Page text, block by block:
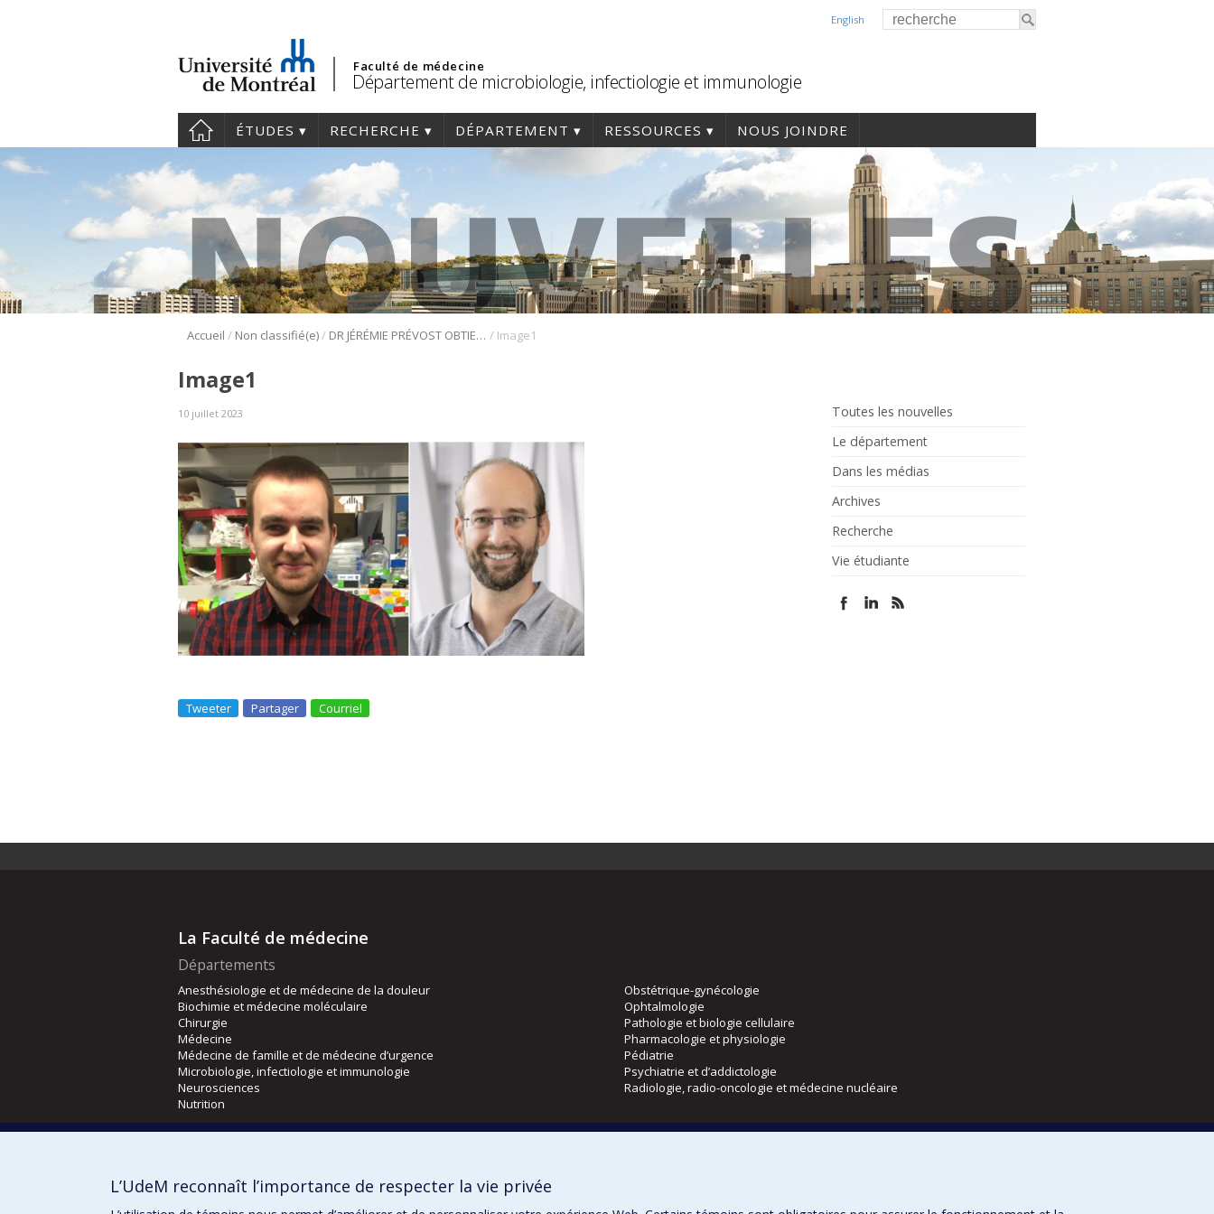
English
Faculté de médecine
Département de microbiologie, infectiologie et immunologie
ÉTUDES RECHERCHE DÉPARTEMENT RESSOURCES NOUS JOINDRE
Accueil / Non classifié(e)/ DR JÉRÉMIE PRÉVOST OBTIENT LE PRIX D’EXCELLENCE DE L’ADESAQ / Image1
Toutes les nouvelles
Le département
Dans les médias
Archives
Recherche
Vie étudiante
Image1
10 juillet 2023
Tweeter Partager Courriel
La Faculté de médecine
Départements
Anesthésiologie et de médecine de la douleur
Biochimie et médecine moléculaire
Chirurgie
Médecine
Médecine de famille et de médecine d’urgence
Microbiologie, infectiologie et immunologie
Neurosciences
Nutrition
Obstétrique-gynécologie
Ophtalmologie
Pathologie et biologie cellulaire
Pharmacologie et physiologie
Pédiatrie
Psychiatrie et d’addictologie
Radiologie, radio-oncologie et médecine nucléaire
Orthophonie et audiologie
L’UdeM reconnaît l’importance de respecter la vie privée